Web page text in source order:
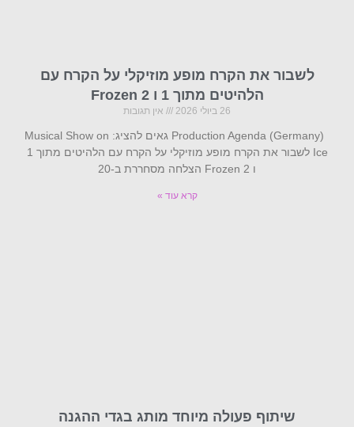
לשבור את הקרח מופע מוזיקלי על הקרח עם
הלהיטים מתוך 1 ו Frozen 2
26 ביולי 2026 אין תגובות
Production Agenda (Germany) גאים להציג: Musical Show on
Ice לשבור את הקרח מופע מוזיקלי על הקרח עם הלהיטים מתוך 1
ו Frozen 2 הצלחה מסחררת ב-20
קרא עוד »
שיתוף פעולה מיוחד מותג בגדי ההגנה